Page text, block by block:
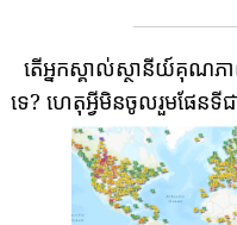
តើអ្នកស្គាល់ស្ថានីយ៍គុណ
ទេ? ហេតុអ្វីមិនចូលរួមផែន